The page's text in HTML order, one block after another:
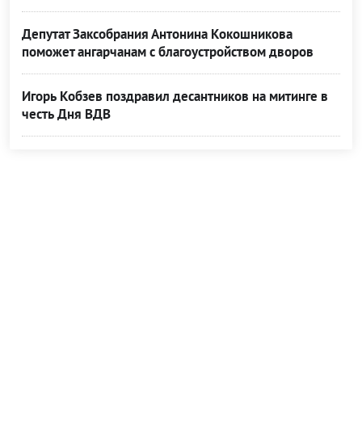
Депутат Заксобрания Антонина Кокошникова
поможет ангарчанам с благоустройством дворов
Игорь Кобзев поздравил десантников на митинге в
честь Дня ВДВ